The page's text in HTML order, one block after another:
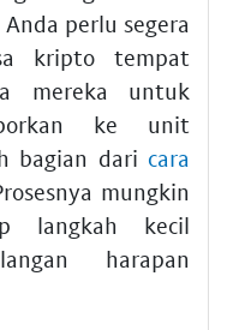
perlu segera
kripto tempat
mereka untuk
ke unit
bagian dari cara
mungkin
langkah kecil
harapan